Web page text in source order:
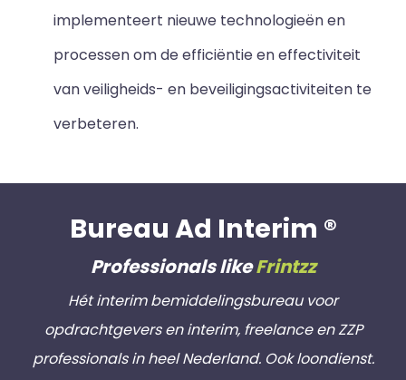
implementeert nieuwe technologieën en
processen om de efficiëntie en effectiviteit
van veiligheids- en beveiligingsactiviteiten te
verbeteren.
Bureau Ad Interim ®
Professionals likeFrintzz
Hét interim bemiddelingsbureau voor
opdrachtgevers en interim, freelance en ZZP
professionals in heel Nederland. Ook loondienst.